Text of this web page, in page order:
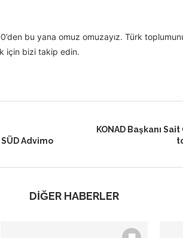
bu yana omuz omuzayız. Türk
için bizi takip edin.
Advimo
KONAD Başkanı
DİĞER HABERLER